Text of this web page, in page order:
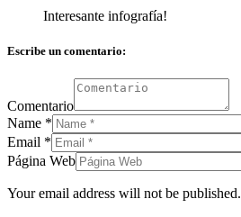
Interesante infografía!
Escribe un comentario:
Comentario
Name *
Email *
Página Web
Your email address will not be published.